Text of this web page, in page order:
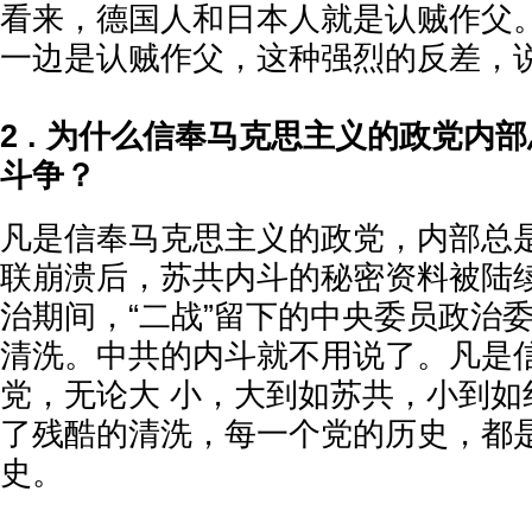
看来，德国人和日本人就是认贼作父
一边是认贼作父，这种强烈的反差，
2 . 为什么信奉马克思主义的政党内
斗争？
凡是信奉马克思主义的政党，内部总
联崩溃后，苏共内斗的秘密资料被陆
治期间，“二战”留下的中央委员政治
清洗。中共的内斗就不用说了。凡是
党，无论大 小，大到如苏共，小到
了残酷的清洗，每一个党的历史，都
史。